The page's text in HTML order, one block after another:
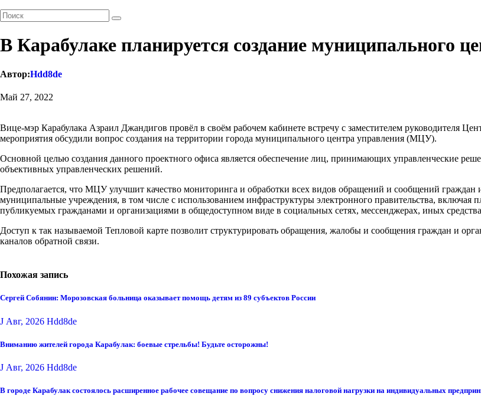
В Карабулаке планируется создание муниципального
Автор:Hdd8de
Май 27, 2022
Вице-мэр Карабулака Азраил Джандигов провёл в своём рабочем кабинете встречу с заместителем руководителя
мероприятия обсудили вопрос создания на территории города муниципального центра управления (МЦУ).
Основной целью создания данного проектного офиса является обеспечение лиц, принимающих управленческие
объективных управленческих решений.
Предполагается, что МЦУ улучшит качество мониторинга и обработки всех видов обращений и сообщений
муниципальные учреждения, в том числе с использованием инфраструктуры электронного правительства, включая
публикуемых гражданами и организациями в общедоступном виде в социальных сетях, мессенджерах, иных
Доступ к так называемой Тепловой карте позволит структурировать обращения, жалобы и сообщения граждан и
каналов обратной связи.
Похожая запись
Сергей Собянин: Морозовская больница оказывает помощь детям из 89 субъектов России
J Авг, 2026 Hdd8de
Вниманию жителей города Карабулак: боевые стрельбы! Будьте осторожны!
J Авг, 2026 Hdd8de
В городе Карабулак состоялось расширенное рабочее совещание по вопросу снижения налоговой нагрузки на индивидуальных